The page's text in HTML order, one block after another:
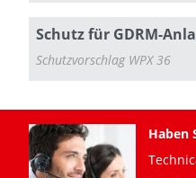
Schutz für GDRM-
Schutzvorschlag WPX 36
Haben